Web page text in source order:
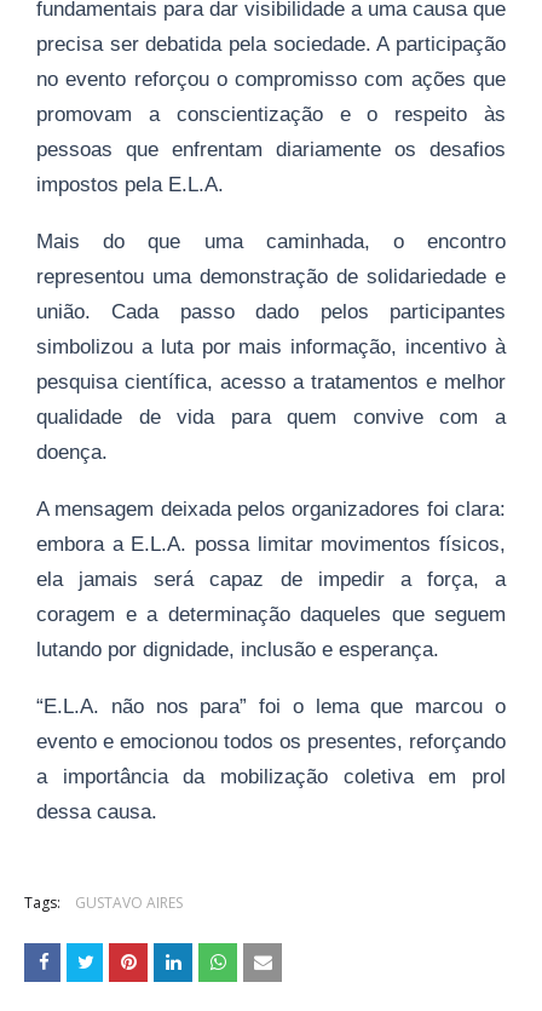
fundamentais para dar visibilidade a uma causa que
precisa ser debatida pela sociedade. A participação
no evento reforçou o compromisso com ações que
promovam a conscientização e o respeito às
pessoas que enfrentam diariamente os desafios
impostos pela E.L.A.
Mais do que uma caminhada, o encontro
representou uma demonstração de solidariedade e
união. Cada passo dado pelos participantes
simbolizou a luta por mais informação, incentivo à
pesquisa científica, acesso a tratamentos e melhor
qualidade de vida para quem convive com a
doença.
A mensagem deixada pelos organizadores foi clara:
embora a E.L.A. possa limitar movimentos físicos,
ela jamais será capaz de impedir a força, a
coragem e a determinação daqueles que seguem
lutando por dignidade, inclusão e esperança.
“E.L.A. não nos para” foi o lema que marcou o
evento e emocionou todos os presentes, reforçando
a importância da mobilização coletiva em prol
dessa causa.
Tags: GUSTAVO AIRES